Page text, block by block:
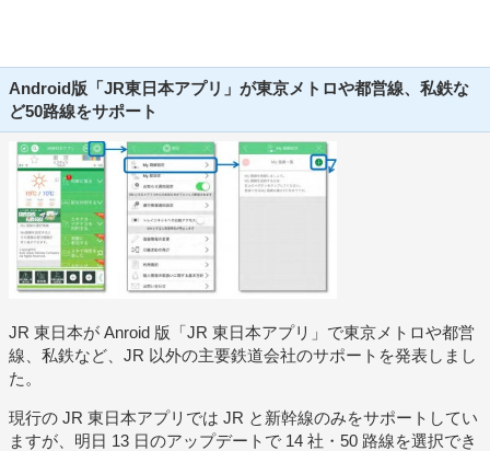
Android版「JR東日本アプリ」が東京メトロや都営線、私鉄な
ど50路線をサポート
JR 東日本が Anroid 版「JR 東日本アプリ」で東京メトロや都営
線、私鉄など、JR 以外の主要鉄道会社のサポートを発表しまし
た。
現行の JR 東日本アプリでは JR と新幹線のみをサポートしてい
ますが、明日 13 日のアップデートで 14 社・50 路線を選択でき